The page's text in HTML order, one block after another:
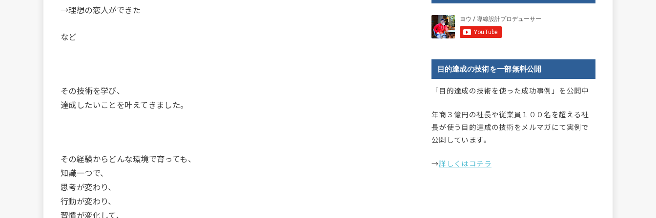
→理想の恋人ができた
など
その技術を学び、
達成したいことを叶えてきました。
その経験からどんな環境で育っても、
知識一つで、
思考が変わり、
行動が変わり、
習慣が変化して、
目的達成の技術を一部無料公開
「目的達成の技術を使った成功事例」を公開中
年商３億円の社長や従業員１００名を超える社
長が使う目的達成の技術をメルマガにて実例で
公開しています。
→詳しくはコチラ